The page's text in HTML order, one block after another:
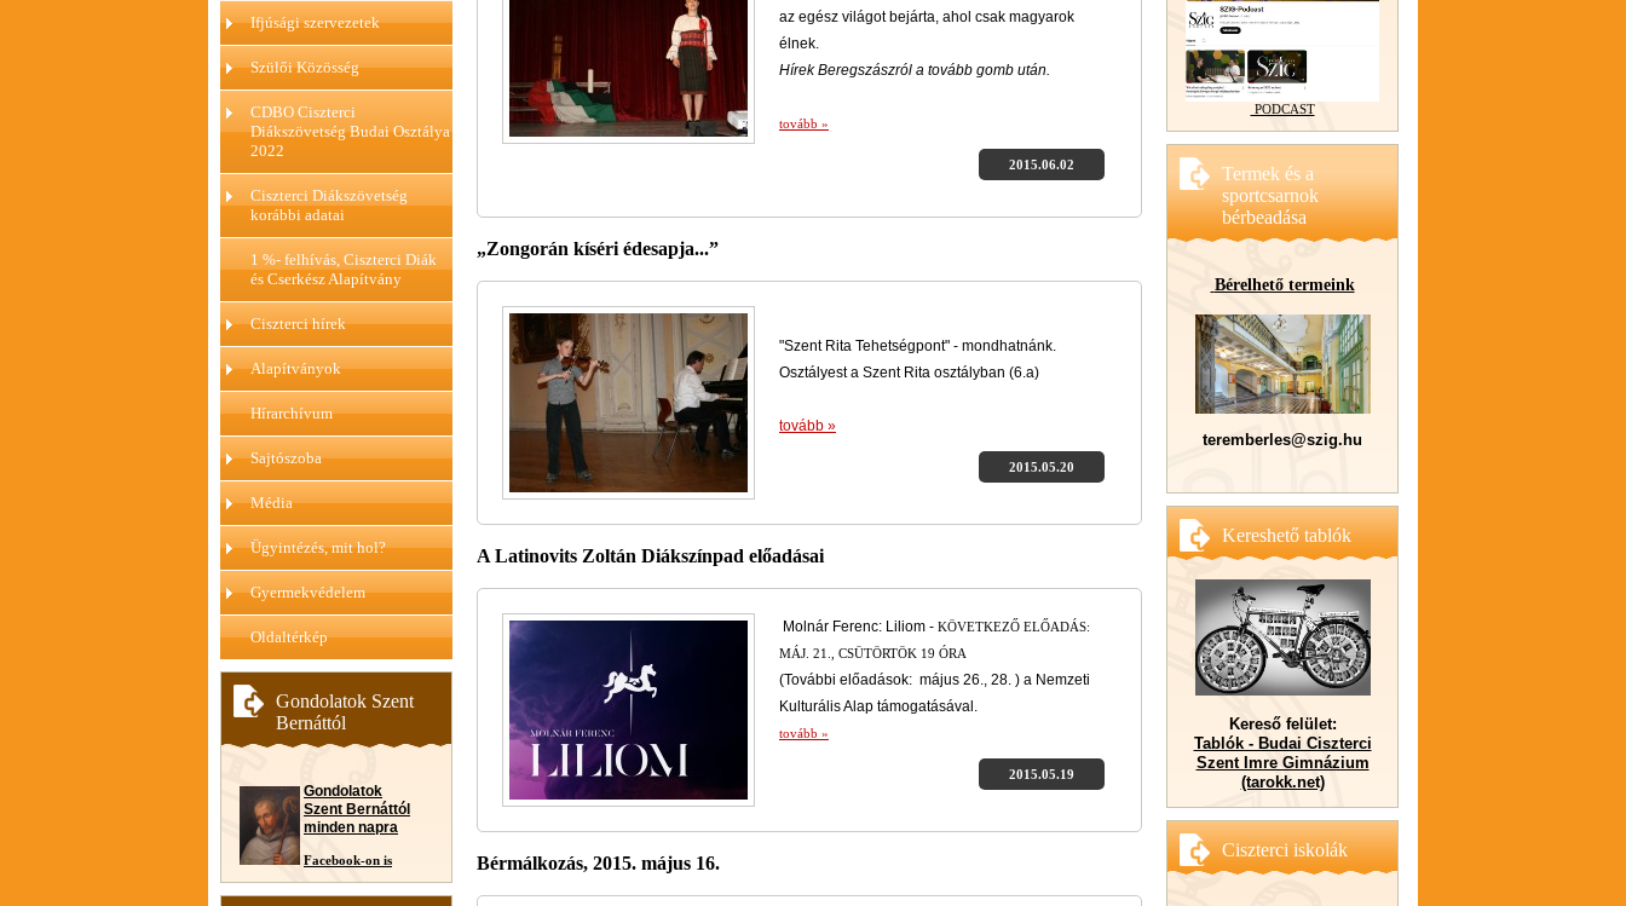
Ifjúsági szervezetek
Szülői Közösség
CDBO Ciszterci
Diákszövetség Budai Osztálya
2022
Ciszterci Diákszövetség
korábbi adatai
1 %- felhívás, Ciszterci Diák
és Cserkész Alapítvány
Ciszterci hírek
Alapítványok
Hírarchívum
Sajtószoba
Média
Ügyintézés, mit hol?
Gyermekvédelem
Oldaltérkép
Gondolatok Szent
Bernáttól
Gondolatok
Szent Bernáttól
minden napra
Facebook-on is
az egész világot bejárta, ahol csak magyarok
élnek.
Hírek Beregszászról a tovább gomb után.
tovább »
2015.06.02
„Zongorán kíséri édesapja...”
"Szent Rita Tehetségpont" - mondhatnánk.
Osztályest a Szent Rita osztályban (6.a)
tovább »
2015.05.20
A Latinovits Zoltán Diákszínpad előadásai
Molnár Ferenc: Liliom - KÖVETKEZŐ ELŐADÁS:
MÁJ. 21., CSÜTÖRTÖK 19 ÓRA
(További előadások: május 26., 28. ) a Nemzeti
Kulturális Alap támogatásával.
tovább »
2015.05.19
Bérmálkozás, 2015. május 16.
PODCAST
Termek és a
sportcsarnok
bérbeadása
Bérelhető termeink
teremberles@szig.hu
Kereshető tablók
Kereső felület:
Tablók - Budai Ciszterci
Szent Imre Gimnázium
(tarokk.net)
Ciszterci iskolák